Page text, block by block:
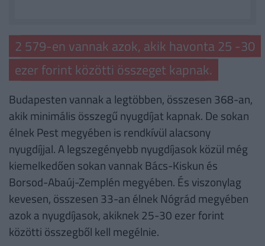
2 579-en vannak azok, akik havonta 25 -30
ezer forint közötti összeget kapnak.
Budapesten vannak a legtöbben, összesen 368-an,
akik minimális összegű nyugdíjat kapnak. De sokan
élnek Pest megyében is rendkívül alacsony
nyugdíjjal. A legszegényebb nyugdíjasok közül még
kiemelkedően sokan vannak Bács-Kiskun és
Borsod-Abaúj-Zemplén megyében. És viszonylag
kevesen, összesen 33-an élnek Nógrád megyében
azok a nyugdíjasok, akiknek 25-30 ezer forint
közötti összegből kell megélnie.